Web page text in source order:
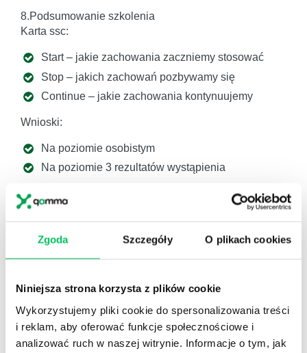
Zgoda Szczegóły O plikach cookies
Niniejsza strona korzysta z plików cookie
Wykorzystujemy pliki cookie do spersonalizowania treści
i reklam, aby oferować funkcje społecznościowe i
analizować ruch w naszej witrynie. Informacje o tym, jak
8.Podsumowanie szkolenia
Karta ssc:
Start – jakie zachowania zaczniemy stosować
Stop – jakich zachowań pozbywamy się
Continue – jakie zachowania kontynuujemy
Wnioski:
Na poziomie osobistym
Na poziomie 3 rezultatów wystąpienia
PRACOWAĆ DLA: